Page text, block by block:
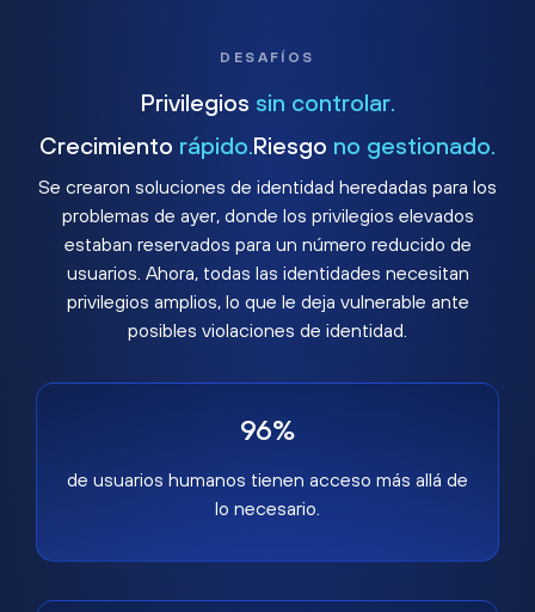
DESAFÍOS
Privilegios sin controlar.
Crecimiento rápido. Riesgo no gestionado.
Se crearon soluciones de identidad heredadas para los
problemas de ayer, donde los privilegios elevados
estaban reservados para un número reducido de
usuarios. Ahora, todas las identidades necesitan
privilegios amplios, lo que le deja vulnerable ante
posibles violaciones de identidad.
96%
de usuarios humanos tienen acceso más allá de
lo necesario.